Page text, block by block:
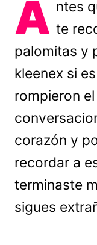
A ntes
te
palomitas y
kleenex si
rompieron
corazón y
recordar a
terminaste
sigues